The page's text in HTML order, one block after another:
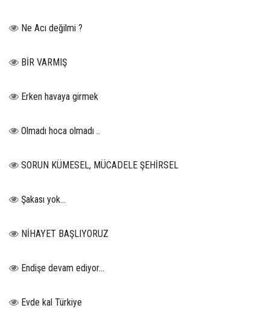
Ne Acı değilmi ?
BİR VARMIŞ
Erken havaya girmek
Olmadı hoca olmadı ..
SORUN KÜMESEL, MÜCADELE ŞEHİRSEL
Şakası yok…
NİHAYET BAŞLIYORUZ
Endişe devam ediyor…
Evde kal Türkiye